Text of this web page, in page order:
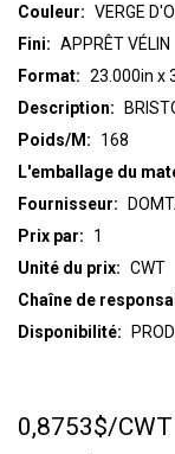
Couleur: VERGE
Description:
Fini: APPRÊT VÉLIN
Fournisseur:
L'emballage du
Poids/M: 168
Prix par:
1
Unité du prix: CWT
Format: 23.000in x
Chaîne de
Disponibilité:
STOCK
0,8753$/CWT